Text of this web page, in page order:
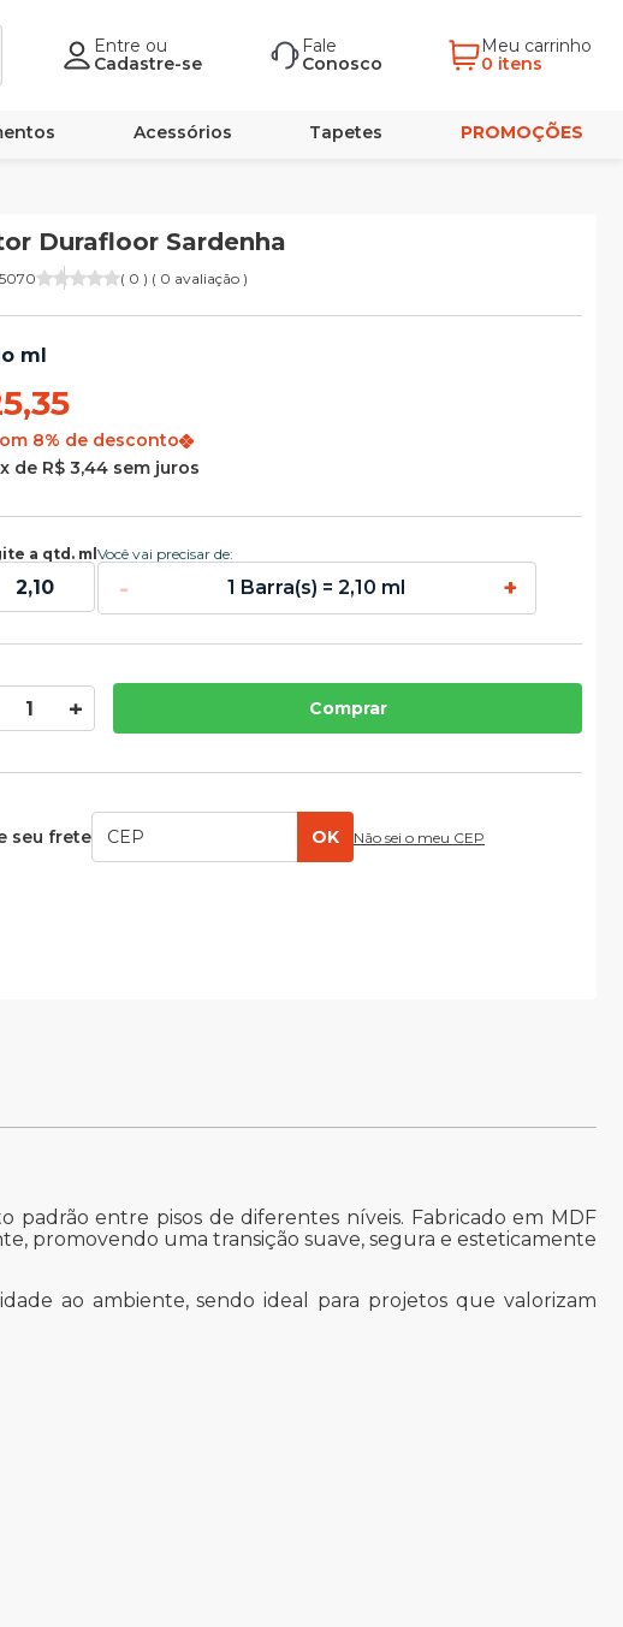
Entre ou
Cadastre-se
Fale
Conosco
Meu carrinho
0 itens
Acessórios Tapetes PROMOÇÕES
Durafloor Sardenha
( 0 ) ( 0 avaliação )
ml
8% de desconto
de R$ 3,44 sem juros
a qtd. ml Você vai precisar de:
- 1 Barra(s) = 2,10 ml +
Comprar
seu frete OK Não sei o meu CEP
entre pisos de diferentes níveis. Fabricado em MDF
promovendo uma transição suave, segura e esteticamente
ao ambiente, sendo ideal para projetos que valorizam